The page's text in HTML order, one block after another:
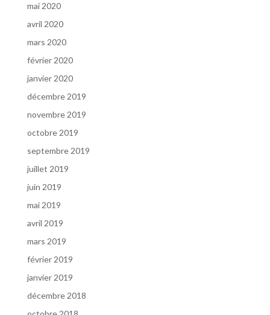
mai 2020
avril 2020
mars 2020
février 2020
janvier 2020
décembre 2019
novembre 2019
octobre 2019
septembre 2019
juillet 2019
juin 2019
mai 2019
avril 2019
mars 2019
février 2019
janvier 2019
décembre 2018